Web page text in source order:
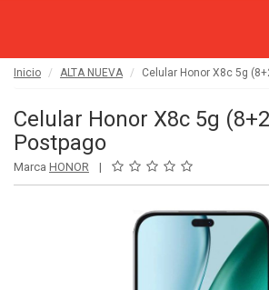
Inicio ALTA NUEVA Celular Honor X8c 5g
Celular Honor X8c 5g
Postpago
Marca HONOR